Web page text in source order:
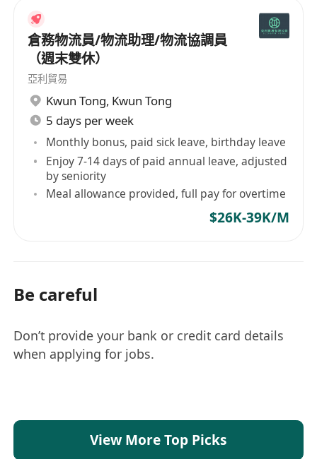
倉務物流員/物流助理/物流協調員
（週末雙休）
亞利貿易
Kwun Tong, Kwun Tong
5 days per week
Monthly bonus, paid sick leave, birthday leave
Enjoy 7-14 days of paid annual leave, adjusted
by seniority
Meal allowance provided, full pay for overtime
$26K-39K/M
Be careful
Don’t provide your bank or credit card details
when applying for jobs.
View More Top Picks